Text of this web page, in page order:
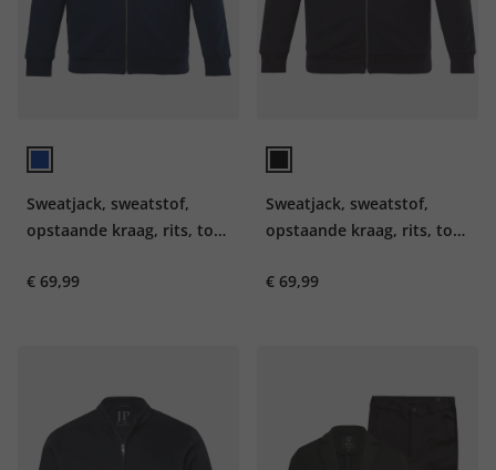
Sweatjack, sweatstof,
opstaande kraag, rits, tot
€ 69,99
Sweatjack, sweatstof,
opstaande kraag, rits, tot
€ 69,99